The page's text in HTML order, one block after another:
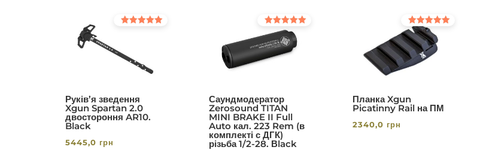
Руків’я зведення
Xgun Spartan 2.0
двостороння AR10.
Black
5445,0 грн
Саундмодератор
Zerosound TITAN
MINI BRAKE II Full
Auto кал. 223 Rem (в
комплекті с ДГК)
різьба 1/2-28. Вlack
Оцінено в
5.00
з 5
Планка Xgun
Picatinny Rail на ПМ
Оцінено в
5.00
з 5
2340,0 грн